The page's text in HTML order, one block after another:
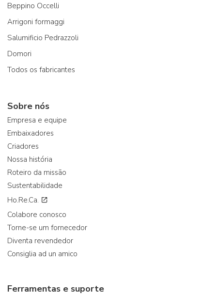
Beppino Occelli
Arrigoni formaggi
Salumificio Pedrazzoli
Domori
Todos os fabricantes
Sobre nós
Empresa e equipe
Embaixadores
Criadores
Nossa história
Roteiro da missão
Sustentabilidade
Ho.Re.Ca.
Colabore conosco
Torne-se um fornecedor
Diventa revendedor
Consiglia ad un amico
Ferramentas e suporte